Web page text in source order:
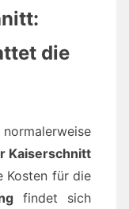
die
Kaiserschnitt
Kosten für die
findet sich